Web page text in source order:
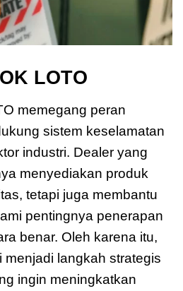
LOTO
memegang peran
sistem keselamatan
industri. Dealer yang
menyediakan produk
tetapi juga membantu
pentingnya penerapan
benar. Oleh karena itu,
menjadi langkah strategis
ingin meningkatkan